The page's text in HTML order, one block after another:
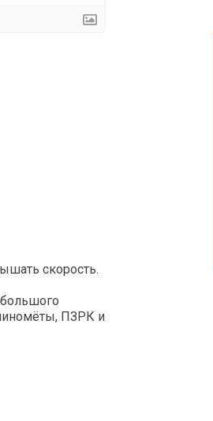
скорость.
ПЗРК и